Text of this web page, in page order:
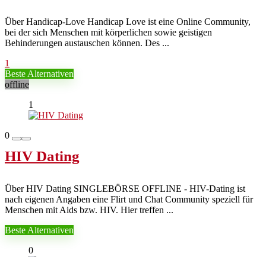
Über Handicap-Love Handicap Love ist eine Online Community,
bei der sich Menschen mit körperlichen sowie geistigen
Behinderungen austauschen können. Des ...
1
Beste Alternativen
offline
1
0
HIV Dating
Über HIV Dating SINGLEBÖRSE OFFLINE - HIV-Dating ist
nach eigenen Angaben eine Flirt und Chat Community speziell für
Menschen mit Aids bzw. HIV. Hier treffen ...
Beste Alternativen
0